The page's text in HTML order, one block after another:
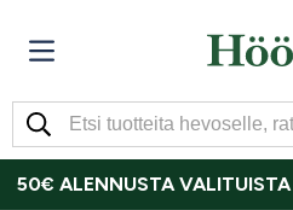
50€ ALENNUSTA